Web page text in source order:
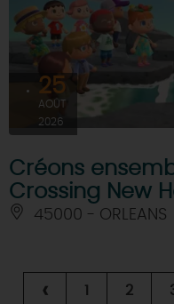
25
AOÛT
2026
Créons
Crossing New
45000 - ORLEANS
‹ 1 2